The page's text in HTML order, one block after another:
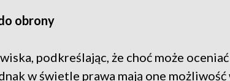
obrony
podkreślając, że choć może
w świetle prawa mają one